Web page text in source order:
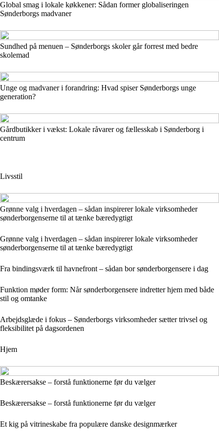
Global smag i lokale køkkener: Sådan former globaliseringen
Sønderborgs madvaner
Sundhed på menuen – Sønderborgs skoler går forrest med bedre
skolemad
Unge og madvaner i forandring: Hvad spiser Sønderborgs unge
generation?
Gårdbutikker i vækst: Lokale råvarer og fællesskab i Sønderborg i
centrum
Livsstil
Grønne valg i hverdagen – sådan inspirerer lokale virksomheder
sønderborgenserne til at tænke bæredygtigt
Grønne valg i hverdagen – sådan inspirerer lokale virksomheder
sønderborgenserne til at tænke bæredygtigt
Fra bindingsværk til havnefront – sådan bor sønderborgensere i dag
Funktion møder form: Når sønderborgensere indretter hjem med både
stil og omtanke
Arbejdsglæde i fokus – Sønderborgs virksomheder sætter trivsel og
fleksibilitet på dagsordenen
Hjem
Beskærersakse – forstå funktionerne før du vælger
Beskærersakse – forstå funktionerne før du vælger
Et kig på vitrineskabe fra populære danske designmærker